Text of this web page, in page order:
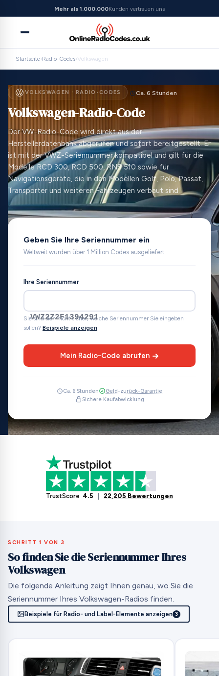
Mehr als 1.000.000Kunden vertrauen uns
Startseite›Radio-Codes›Volkswagen
VOLKSWAGEN · RADIO-CODES Ca. 6 Stunden
Volkswagen-Radio-Code
Der VW-Radio-Code wird direkt aus der
Herstellerdatenbank abgerufen und sofort bereitgestellt. Er
ist mit der VWZ-Seriennummer kompatibel und gilt für die
Modelle RCD 300, RCD 500, RNS 510 sowie für
Navigationsgeräte, die in den Modellen Golf, Polo, Passat,
Transporter und weiteren Fahrzeugen verbaut sind.
Geben Sie Ihre Seriennummer ein
Weltweit wurden über 1 Million Codes ausgeliefert.
Ihre Seriennummer
VWZ2Z2F1394291
Sie sind sich nicht sicher, welche Seriennummer Sie eingeben
sollen? Beispiele anzeigen
Mein Radio-Code abrufen
Ca. 6 Stunden
Geld-zurück-Garantie
Sichere Kaufabwicklung
TrustScore 4.5 22,205 Bewertungen
SCHRITT 1 VON 3
So finden Sie die Seriennummer Ihres
Volkswagen
Die folgende Anleitung zeigt Ihnen genau, wo Sie die
Seriennummer Ihres Volkswagen-Radios finden.
Beispiele für Radio- und Label-Elemente anzeigen 3